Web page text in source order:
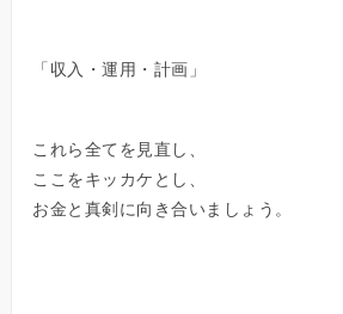
「収入・運用・計画」
これら全てを見直し、
ここをキッカケとし、
お金と真剣に向き合いましょう。